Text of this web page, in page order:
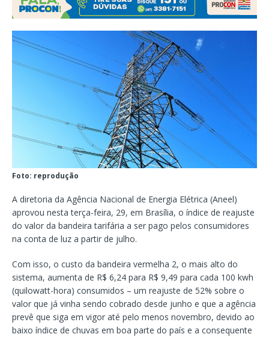
Foto: reprodução
A diretoria da Agência Nacional de Energia Elétrica (Aneel)
aprovou nesta terça-feira, 29, em Brasília, o índice de reajuste
do valor da bandeira tarifária a ser pago pelos consumidores
na conta de luz a partir de julho.
Com isso, o custo da bandeira vermelha 2, o mais alto do
sistema, aumenta de R$ 6,24 para R$ 9,49 para cada 100 kwh
(quilowatt-hora) consumidos – um reajuste de 52% sobre o
valor que já vinha sendo cobrado desde junho e que a agência
prevê que siga em vigor até pelo menos novembro, devido ao
baixo índice de chuvas em boa parte do país e a consequente